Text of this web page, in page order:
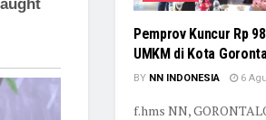
Pemprov Kuncur Rp
UMKM di Kota
BY NN INDONESIA 6
f.hms NN,